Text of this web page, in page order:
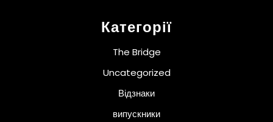
Категорії
The Bridge
Uncategorized
Відзнаки
випускники